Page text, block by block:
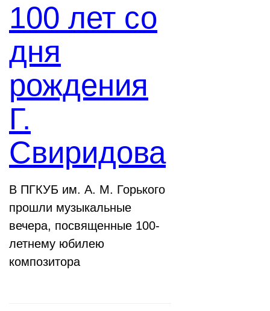
100 лет со
дня
рождения
Г.
Свиридова
В ПГКУБ им. А. М. Горького
прошли музыкальные
вечера, посвященные 100-
летнему юбилею
композитора